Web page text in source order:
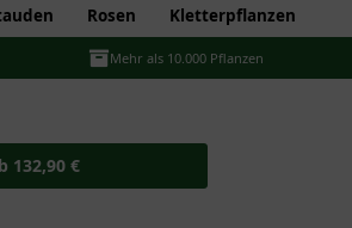
Rosen Kletterpflanzen
Mehr als 10.000 Pflanzen
132,90 €